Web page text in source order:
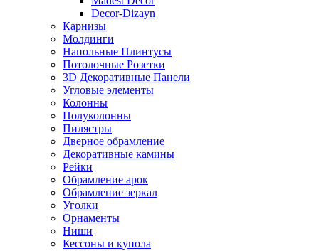
Decor-Dizayn
Карнизы
Молдинги
Напольные Плинтусы
Потолочные Розетки
3D Декоративные Панели
Угловые элементы
Колонны
Полуколонны
Пилястры
Дверное обрамление
Декоративные камины
Рейки
Обрамление арок
Обрамление зеркал
Уголки
Орнаменты
Ниши
Кессоны и купола